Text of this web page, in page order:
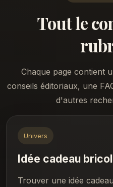
Tout le
Chaque page contient
conseils éditoriaux, une
d'autres
Univers
Idée cadeau
Trouver une idée